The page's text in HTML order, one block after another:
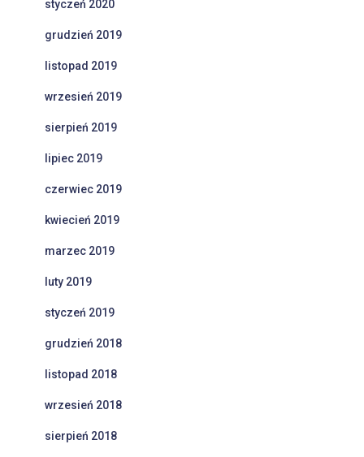
styczeń 2020
grudzień 2019
listopad 2019
wrzesień 2019
sierpień 2019
lipiec 2019
czerwiec 2019
kwiecień 2019
marzec 2019
luty 2019
styczeń 2019
grudzień 2018
listopad 2018
wrzesień 2018
sierpień 2018